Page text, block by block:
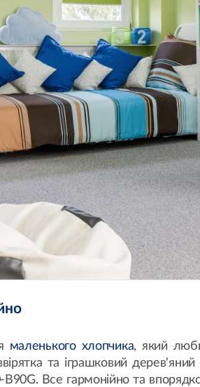
маленького хлопчика, який
та іграшковий
Все гармонійно та